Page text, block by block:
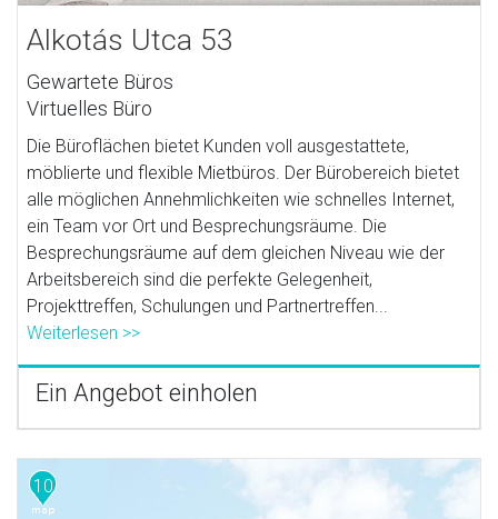
Alkotás Utca 53
Gewartete Büros
Virtuelles Büro
Die Büroflächen bietet Kunden voll ausgestattete,
möblierte und flexible Mietbüros. Der Bürobereich bietet
alle möglichen Annehmlichkeiten wie schnelles Internet,
ein Team vor Ort und Besprechungsräume. Die
Besprechungsräume auf dem gleichen Niveau wie der
Arbeitsbereich sind die perfekte Gelegenheit,
Projekttreffen, Schulungen und Partnertreffen...
Weiterlesen >>
Ein Angebot einholen
10